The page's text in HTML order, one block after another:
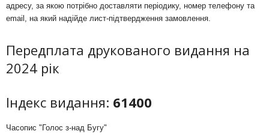
адресу, за якою потрібно доставляти періодику, номер телефону та
email, на який надійде лист-підтвердження замовлення.
Передплата друкованого видання на
2024 рік
Індекс видання: 61400
Часопис "Голос з-над Бугу"